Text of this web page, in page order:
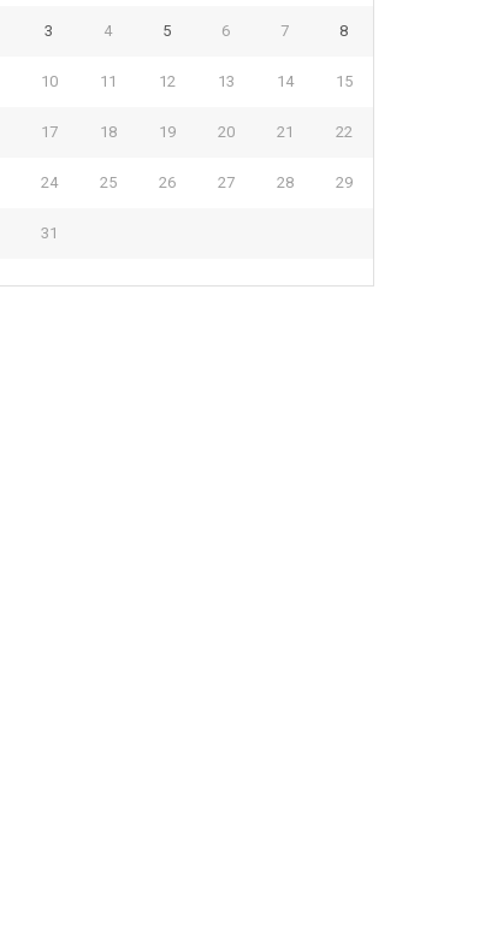
3 4 5 6 7 8
10 11 12 13 14 15
17 18 19 20 21 22
24 25 26 27 28 29
31